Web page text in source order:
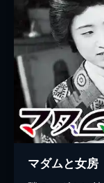
マダムと女房